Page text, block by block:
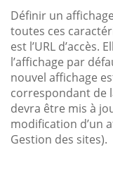
Définir un
toutes ces
est l’URL
l’affichage par
nouvel affichage
correspondant de
devra être mis à
modification d’un
Gestion des sites).